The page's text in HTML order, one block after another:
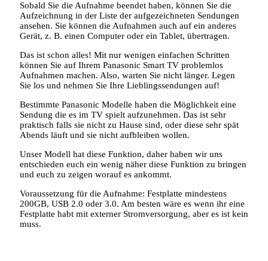
Sobald Sie die Aufnahme beendet haben, können Sie die
Aufzeichnung in der Liste der aufgezeichneten Sendungen
ansehen. Sie können die Aufnahmen auch auf ein anderes
Gerät, z. B. einen Computer oder ein Tablet, übertragen.
Das ist schon alles! Mit nur wenigen einfachen Schritten
können Sie auf Ihrem Panasonic Smart TV problemlos
Aufnahmen machen. Also, warten Sie nicht länger. Legen
Sie los und nehmen Sie Ihre Lieblingssendungen auf!
Bestimmte Panasonic Modelle haben die Möglichkeit eine
Sendung die es im TV spielt aufzunehmen. Das ist sehr
praktisch falls sie nicht zu Hause sind, oder diese sehr spät
Abends läuft und sie nicht aufbleiben wollen.
Unser Modell hat diese Funktion, daher haben wir uns
entschieden euch ein wenig näher diese Funktion zu bringen
und euch zu zeigen worauf es ankommt.
Voraussetzung für die Aufnahme: Festplatte mindestens
200GB, USB 2.0 oder 3.0. Am besten wäre es wenn ihr eine
Festplatte habt mit externer Stromversorgung, aber es ist kein
muss.